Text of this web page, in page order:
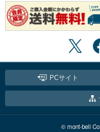
PCサイト
© mont-bell